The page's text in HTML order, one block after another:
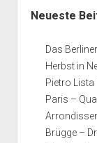
Neueste
Das
Herbst in
Pietro Lista
Paris –
Brügge –